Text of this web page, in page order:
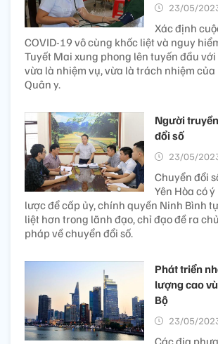
23/05/
Xác định
COVID-19 vô cùng khốc liệt và nguy
Tuyết Mai xung phong lên tuyến đầu
vừa là nhiệm vụ, vừa là trách nhiệm
Quân y.
Người
đổi số
23/05/
Chuyển đổi
Yên Hòa có
lược để cấp ủy, chính quyền Ninh Bình
liệt hơn trong lãnh đạo, chỉ đạo đề ra
pháp về chuyển đổi số.
Phát triển
lượng cao
Bộ
23/05/
Các địa